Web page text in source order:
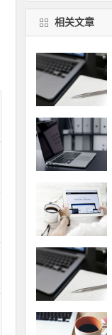
相关文章